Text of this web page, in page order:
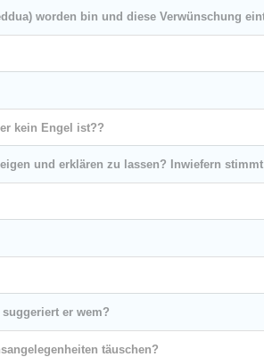
worden bin und diese Verwünschung
kein Engel ist??
und erklären zu lassen? Inwiefern
er wem?
täuschen?